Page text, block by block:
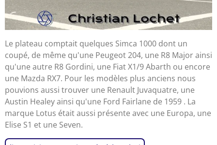
Le plateau comptait quelques Simca 1000 dont un
coupé, de même qu'une Peugeot 204, une R8 Major ainsi
qu'une autre R8 Gordini, une Fiat X1/9 Abarth ou encore
une Mazda RX7. Pour les modèles plus anciens nous
pouvions aussi trouver une Renault Juvaquatre, une
Austin Healey ainsi qu'une Ford Fairlane de 1959 . La
marque Lotus était aussi présente avec une Europa, une
Elise S1 et une Seven.